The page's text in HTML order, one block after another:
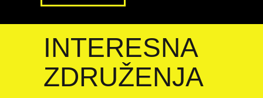
INTERESNA
ZDRUŽENJA